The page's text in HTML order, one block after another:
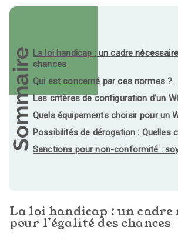
SommaireLa loi handicap : un cadre
chances
Qui est concerné par ces normes ?
Les critères de configuration d’un
Quels équipements choisir pour un
Possibilités de dérogation : Quelles
Sanctions pour non-conformité :
La loi handicap : un cadre
pour l’égalité des chances